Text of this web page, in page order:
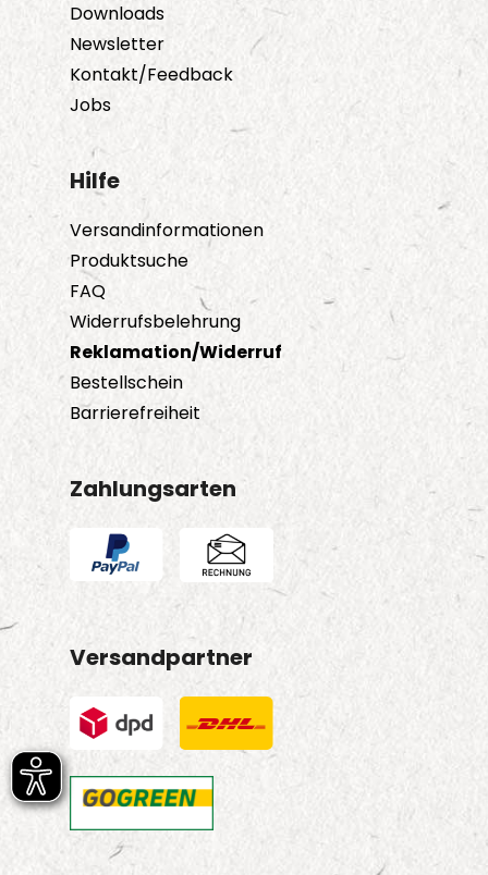
Downloads
Newsletter
Kontakt/Feedback
Jobs
Hilfe
Versandinformationen
Produktsuche
FAQ
Widerrufsbelehrung
Reklamation/Widerruf
Bestellschein
Barrierefreiheit
Zahlungsarten
Versandpartner